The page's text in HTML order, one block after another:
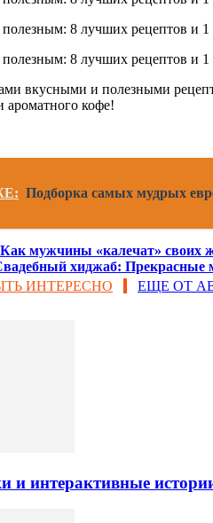
вкусными и полезными
кофе!
Подборка самых мудрых
Как мужчины «калечат» своих
хиджаб: Прекрасные
ИНТЕРЕСНО
ЕЩЕ ОТ
и интерактивные